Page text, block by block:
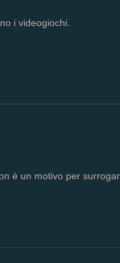
i videogiochi.
è un motivo per